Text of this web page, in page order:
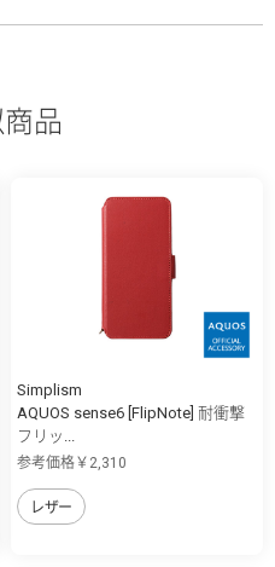
品
Simplism
AQUOS sense6 [FlipNote] 耐衝撃
フリッ...
参考価格￥2,310
レザー